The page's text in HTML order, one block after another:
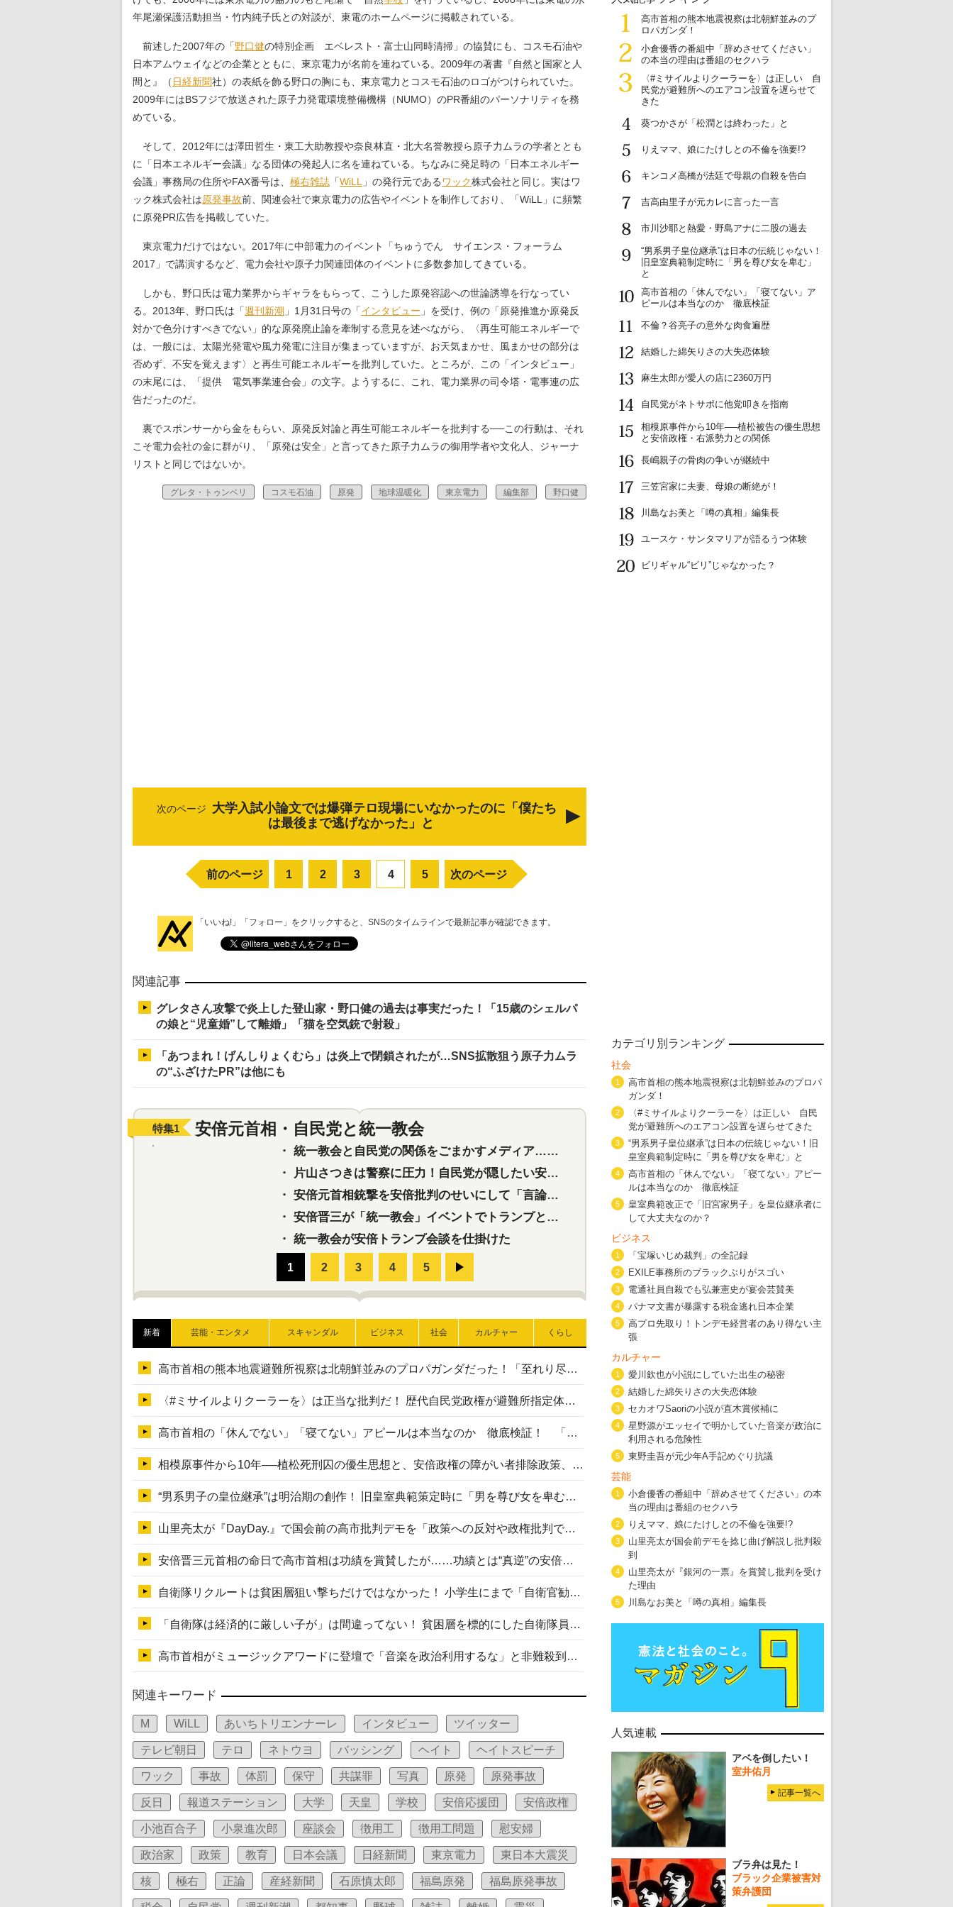
年尾瀬保護活動担当・竹内純子氏との対談が、東電のホームページに掲載されている。
前述した2007年の「野口健の特別企画 エベレスト・富士山同時清掃」の協賛にも、コスモ石油や
日本アムウェイなどの企業とともに、東京電力が名前を連ねている。2009年の著書『自然と国家と人
間と』（ 日経新聞社）の表紙を飾る野口の胸にも、東京電力とコスモ石油のロゴがつけられていた。
2009年にはBSフジで放送された原子力発電環境整備機構（NUMO）のPR番組のパーソナリティを務
めている。
そして、2012年には澤田哲生・東工大助教授や奈良林直・北大名誉教授ら原子力ムラの学者ととも
に「日本エネルギー会議」なる団体の発起人に名を連ねている。ちなみに発足時の「日本エネルギー
会議」事務局の住所やFAX番号は、 極右雑誌 「WiLL 」の発行元であるワック株式会社と同じ。実はワ
ック株式会社は原発事故前、関連会社で東京電力の広告やイベントを制作しており、「WiLL」に頻繁
に原発PR広告を掲載していた。
東京電力だけではない。2017年に中部電力のイベント「ちゅうでん サイエンス・フォーラム
2017」で講演するなど、電力会社や原子力関連団体のイベントに多数参加してきている。
しかも、野口氏は電力業界からギャラをもらって、こうした原発容認への世論誘導を行なってい
る。2013年、野口氏は「週刊新潮 」1月31日号の「インタビュー 」を受け、例の「原発推進か原発反
対かで色分けすべきでない」的な原発廃止論を牽制する意見を述べながら、〈再生可能エネルギーで
は、一般には、太陽光発電や風力発電に注目が集まっていますが、お天気まかせ、風まかせの部分は
否めず、不安を覚えます〉と再生可能エネルギーを批判していた。ところが、この「インタビュー」
の末尾には、「提供 電気事業連合会」の文字。ようするに、これ、電力業界の司令塔・電事連の広
告だったのだ。
裏でスポンサーから金をもらい、原発反対論と再生可能エネルギーを批判する──この行動は、それ
こそ電力会社の金に群がり、「原発は安全」と言ってきた原子力ムラの御用学者や文化人、ジャーナ
リストと同じではないか。
グレタ・トゥンベリ コスモ石油 原発 地球温暖化 東京電力 編集部 野口健
次のページ
大学入試小論文では爆弾テロ現場にいなかったのに「僕たち
は最後まで逃げなかった」と
前のページ 1 2 3 4 5 次のページ
「いいね!」「フォロー」をクリックすると、SNSのタイムラインで最新記事が確認できます。
関連記事
グレタさん攻撃で炎上した登山家・野口健の過去は事実だった！「15歳のシェルパ
の娘と“児童婚”して離婚」「猫を空気銃で射殺」
「あつまれ！げんしりょくむら」は炎上で閉鎖されたが…SNS拡散狙う原子力ムラ
の“ふざけたPR”は他にも
特集1 安倍元首相・自民党と統一教会
・ 統一教会と自民党の関係をごまかすメディア…民放は有田芳生に発言自粛を要求
・
片山さつきは警察に圧力！自民党が隠したい安倍元首相と統一教会の深い関係
・ 安倍元首相銃撃を安倍批判のせいにして「言論封殺」に利用する自民党応援団
・ 安倍晋三が「統一教会」イベントでトランプと演説！同性婚や夫婦別姓を攻撃
・ 統一教会が安倍トランプ会談を仕掛けた
東京五輪強行開催特別企画 大ウソだら
・ 五輪入場行進にすぎやまこういちの曲、杉田水脈の
・
大ウソだらけの東京五輪！ 安倍・菅・森はどんな嘘を
・
新着 芸能・エンタメ スキャンダル ビジネス 社会 カルチャー くらし
高市首相の熊本地震避難所視察は北朝鮮並みのプロパガンダだった！「至れり尽くせり」の選ばれた避難所の一方で実態は…
〈#ミサイルよりクーラーを〉は正当な批判だ！ 歴代自民党政権が避難所指定体育館へのエアコン設置を遅らせてきた客観的事実
高市首相の「休んでない」「寝てない」アピールは本当なのか 徹底検証！ 「資料読み込み」「アイロンがけ」も矛盾だらけ…
相模原事件から10年──植松死刑囚の優生思想と、安倍政権の障がい者排除政策、右派勢力の差別主義との関係を改めて問う
“男系男子の皇位継承”は明治期の創作！ 旧皇室典範策定時に「男を尊び女を卑むの慣習、人民の脳髄」とトンデモ論で女性天皇を否定
山里亮太が『DayDay.』で国会前の高市批判デモを「政策への反対や政権批判でない」と捻じ曲げ解説 デモ参加者から批判殺到
安倍晋三元首相の命日で高市首相は功績を賞賛したが……功績とは“真逆”の安倍元首相のトンデモ発言を振り返る
自衛隊リクルートは貧困層狙い撃ちだけではなかった！ 小学生にまで「自衛官勧誘」目的のパンフレット作成
「自衛隊は経済的に厳しい子が」は間違ってない！ 貧困層を標的にした自衛隊員募集、やす子、山上被告も…日本でも進む“経済的徴兵制”
高市首相がミュージックアワードに登壇で「音楽を政治利用するな」と非難殺到！ MAJの国策的本質を批判する声も
関連キーワード
M WiLL あいちトリエンナーレ インタビュー ツイッター
テレビ朝日 テロ ネトウヨ バッシング ヘイト ヘイトスピーチ
ワック 事故 体罰 保守 共謀罪 写真 原発 原発事故
反日 報道ステーション 大学 天皇 学校 安倍応援団 安倍政権
小池百合子 小泉進次郎 座談会 徴用工 徴用工問題 慰安婦
政治家 政策 教育 日本会議 日経新聞 東京電力 東日本大震災
核 極右 正論 産経新聞 石原慎太郎 福島原発 福島原発事故
1
高市首相の熊本地震視察は北朝鮮並みのプ
ロパガンダ！
2
小倉優香の番組中「辞めさせてください」
の本当の理由は番組のセクハラ
3
〈#ミサイルよりクーラーを〉は正しい 自
民党が避難所へのエアコン設置を遅らせて
きた
4
葵つかさが「松潤とは終わった」と
5
りえママ、娘にたけしとの不倫を強要!?
6
キンコメ高橋が法廷で母親の自殺を告白
7
吉高由里子が元カレに言った一言
8
市川沙耶と熱愛・野島アナに二股の過去
9
“男系男子皇位継承”は日本の伝統じゃない！
旧皇室典範制定時に「男を尊び女を卑む」
と
10
高市首相の「休んでない」「寝てない」ア
ピールは本当なのか 徹底検証
11
不倫？谷亮子の意外な肉食遍歴
12
結婚した綿矢りさの大失恋体験
13
麻生太郎が愛人の店に2360万円
14
自民党がネトサポに他党叩きを指南
15
相模原事件から10年──植松被告の優生思想
と安倍政権・右派勢力との関係
16
長嶋親子の骨肉の争いが継続中
17
三笠宮家に夫妻、母娘の断絶が！
18
川島なお美と「噂の真相」編集長
19
ユースケ・サンタマリアが語るうつ体験
20
ビリギャル“ビリ”じゃなかった？
カテゴリ別ランキング
社会
1
高市首相の熊本地震視察は北朝鮮並みのプロパ
ガンダ！
2
〈#ミサイルよりクーラーを〉は正しい 自民
党が避難所へのエアコン設置を遅らせてきた
3
“男系男子皇位継承”は日本の伝統じゃない！旧
皇室典範制定時に「男を尊び女を卑む」と
4
高市首相の「休んでない」「寝てない」アピー
ルは本当なのか 徹底検証
5
皇室典範改正で「旧宮家男子」を皇位継承者に
して大丈夫なのか？
ビジネス
1 「宝塚いじめ裁判」の全記録
2 EXILE事務所のブラックぶりがスゴい
3 電通社員自殺でも弘兼憲史が宴会芸賛美
4 パナマ文書が暴露する税金逃れ日本企業
5
高プロ先取り！トンデモ経営者のあり得ない主
張
カルチャー
1 愛川欽也が小説にしていた出生の秘密
2 結婚した綿矢りさの大失恋体験
3 セカオワSaoriの小説が直木賞候補に
4
星野源がエッセイで明かしていた音楽が政治に
利用される危険性
5 東野圭吾が元少年A手記めぐり抗議
芸能
1
小倉優香の番組中「辞めさせてください」の本
当の理由は番組のセクハラ
2 りえママ、娘にたけしとの不倫を強要!?
3
山里亮太が国会前デモを捻じ曲げ解説し批判殺
到
4
山里亮太が『銀河の一票』を賞賛し批判を受け
た理由
5 川島なお美と「噂の真相」編集長
人気連載
アベを倒したい！
室井佑月
記事一覧へ
ブラ弁は見た！
ブラック企業被害対
策弁護団